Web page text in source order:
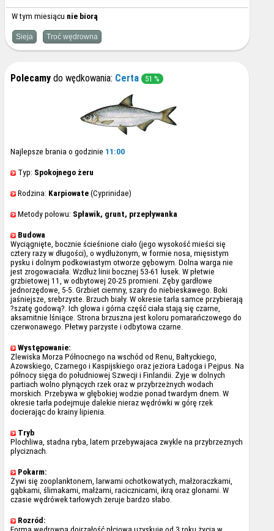
W tym miesiącu nie biorą
Sieja Troć wędrowna
Polecamy do wędkowania: Certa 51 %
Najlepsze brania o godzinie 11:00
Typ: Spokojnego żeru
Rodzina: Karpiowate (Cyprinidae)
Metody połowu: Spławik, grunt, przepływanka
Budowa
Wyciągnięte, bocznie ścieśnione ciało (jego wysokość mieści się
cztery razy w długości), o wydłużonym, w formie nosa, mięsistym
pysku i dolnym podkowiastym otworze gębowym. Dolna warga nie
jest zrogowaciała. Wzdłuż linii bocznej 53-61 łusek. W płetwie
grzbietowej 11, w odbytowej 20-25 promieni. Zęby gardłowe
jednorzędowe, 5-5. Grzbiet ciemny, szary do niebieskawego. Boki
jaśniejsze, srebrzyste. Brzuch biały. W okresie tarła samce przybierają
?szatę godową?. Ich głowa i górna część ciała stają się czarne,
aksamitnie lśniące. Strona brzuszna jest koloru pomarańczowego do
czerwonawego. Płetwy parzyste i odbytowa czarne.
Występowanie:
Zlewiska Morza Północnego na wschód od Renu, Bałtyckiego,
Azowskiego, Czarnego i Kaspijskiego oraz jeziora Ładoga i Pejpus. Na
północy sięga do południowej Szwecji i Finlandii. Żyje w dolnych
partiach wolno płynących rzek oraz w przybrzeżnych wodach
morskich. Przebywa w głębokiej wodzie ponad twardym dnem. W
okresie tarła podejmuje dalekie nieraz wędrówki w górę rzek
docierając do krainy lipienia.
Tryb
Plochliwa, stadna ryba, latem przebywajaca zwykle na przybrzeznych
plyciznach.
Pokarm:
Żywi się zooplanktonem, larwami ochotkowatych, małżoraczkami,
gąbkami, ślimakami, małżami, racicznicami, ikrą oraz glonami. W
czasie wędrówek tarłowych żeruje bardzo słabo.
Rozród: